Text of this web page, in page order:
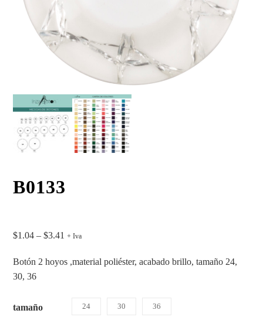
B0133
$1.04 – $3.41 + Iva
Botón 2 hoyos ,material poliéster, acabado brillo, tamaño 24,
30, 36
tamaño 24 30 36